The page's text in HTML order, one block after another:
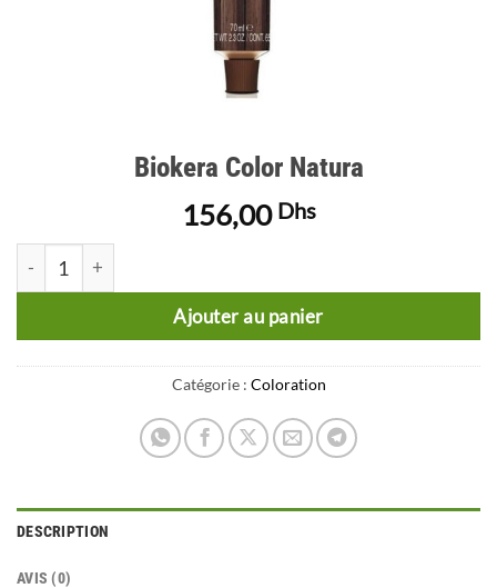
Biokera Color Natura
156,00 Dhs
quantité de Biokera Color Natura
Ajouter au panier
Catégorie : Coloration
DESCRIPTION
AVIS (0)